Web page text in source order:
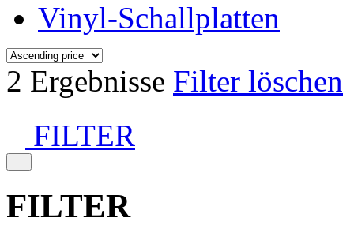
Vinyl-Schallplatten
2 Ergebnisse Filter löschen
FILTER
FILTER